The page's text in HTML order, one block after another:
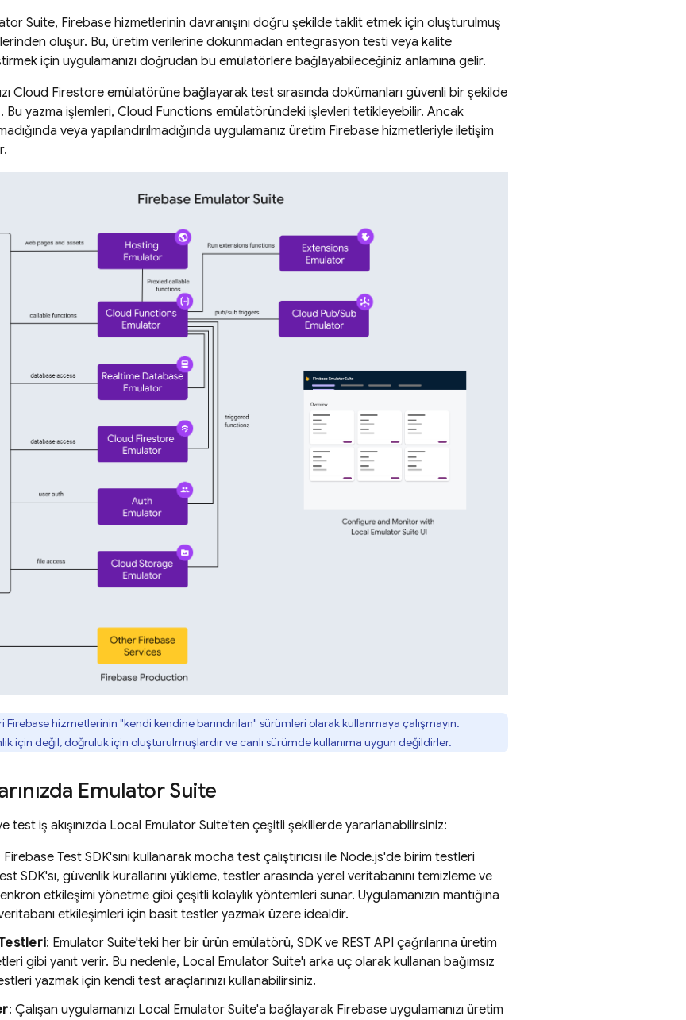
Suite, Firebase hizmetlerinin davranışını doğru şekilde taklit etmek için oluşturulmuş
oluşur. Bu, üretim verilerine dokunmadan entegrasyon testi veya kalite
için uygulamanızı doğrudan bu emülatörlere bağlayabileceğiniz anlamına gelir.
Cloud Firestore emülatörüne bağlayarak test sırasında dokümanları güvenli bir şekilde
yazma işlemleri, Cloud Functions emülatöründeki işlevleri tetikleyebilir. Ancak
veya yapılandırılmadığında uygulamanız üretim Firebase hizmetleriyle iletişim
Firebase hizmetlerinin "kendi kendine barındırılan" sürümleri olarak kullanmaya çalışmayın.
için değil, doğruluk için oluşturulmuşlardır ve canlı sürümde kullanıma uygun değildirler.
Emulator Suite
test iş akışınızda Local Emulator Suite'ten çeşitli şekillerde yararlanabilirsiniz:
Firebase Test SDK'sını kullanarak mocha test çalıştırıcısı ile Node.js'de birim testleri
SDK'sı, güvenlik kurallarını yükleme, testler arasında yerel veritabanını temizleme ve
etkileşimi yönetme gibi çeşitli kolaylık yöntemleri sunar. Uygulamanızın mantığına
etkileşimleri için basit testler yazmak üzere idealdir.
: Emulator Suite'teki her bir ürün emülatörü, SDK ve REST API çağrılarına üretim
gibi yanıt verir. Bu nedenle, Local Emulator Suite'ı arka uç olarak kullanan bağımsız
yazmak için kendi test araçlarınızı kullanabilirsiniz.
: Çalışan uygulamanızı Local Emulator Suite'a bağlayarak Firebase uygulamanızı üretim